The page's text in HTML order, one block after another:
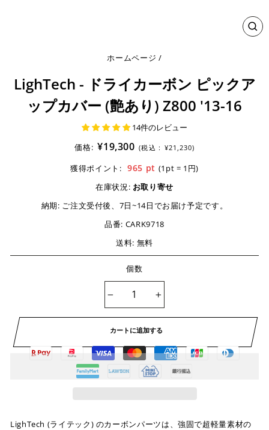
閉
ホームページ /
LighTech - ドライカーボン ピックア
ップカバー (艶あり) Z800 '13-16
14件のレビュー
価格: ¥19,300 (税込 : ¥21,230)
獲得ポイント: 965 pt (1pt = 1円)
在庫状況: お取り寄せ
納期: ご注文受付後、7日~14日でお届け予定です。
品番: CARK9718
送料: 無料
個数
カートに追加する
LighTech (ライテック) のカーボンパーツは、強固で超軽量素材の